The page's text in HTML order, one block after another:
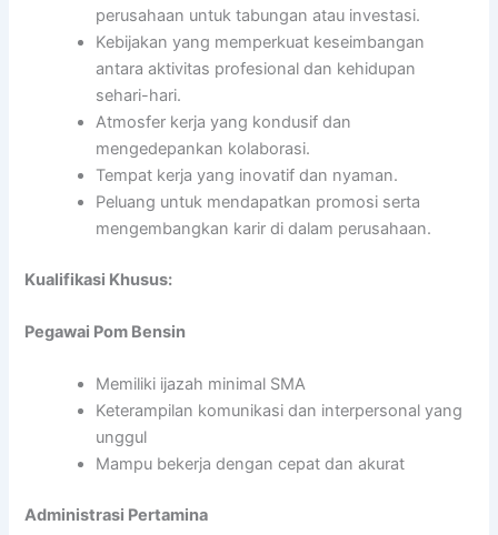
perusahaan untuk tabungan atau investasi.
Kebijakan yang memperkuat keseimbangan
antara aktivitas profesional dan kehidupan
sehari-hari.
Atmosfer kerja yang kondusif dan
mengedepankan kolaborasi.
Tempat kerja yang inovatif dan nyaman.
Peluang untuk mendapatkan promosi serta
mengembangkan karir di dalam perusahaan.
Kualifikasi Khusus:
Pegawai Pom Bensin
Memiliki ijazah minimal SMA
Keterampilan komunikasi dan interpersonal yang
unggul
Mampu bekerja dengan cepat dan akurat
Administrasi Pertamina